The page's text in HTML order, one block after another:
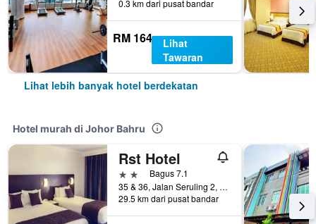
0.3 km dari pusat bandar
RM 164
Lihat
Tawaran
Lihat lebih banyak hotel berdekatan
Hotel murah di Johor Bahru
Rst Hotel
2 bintangBagus 7.1
35 & 36, Jalan Seruling 2, Taman Sri Kulai Baru 2, Johor Bahru, Malaysia
29.5 km dari pusat bandar